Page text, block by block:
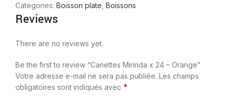
Categories: Boisson plate Boissons
Reviews
There are no reviews yet.
Be the first to review “Canettes Mirinda x 24 – Orange”
Votre adresse e-mail ne sera pas publiée. Les champs
obligatoires sont indiqués avec *